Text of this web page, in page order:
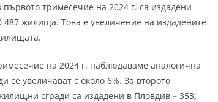
тримесечие на 2024 г. са издадени
487 жилища. Това е увеличение на издадените
на 2024 г. наблюдаваме аналогична
увеличават с около 6%. За второто
сгради са издадени в Пловдив – 353,